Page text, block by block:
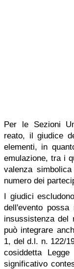
Per le Sezioni
reato, il giudice
elementi, in
emulazione, tra i
valenza
numero dei
I giudici
dell'evento possa
insussistenza del
può integrare
1, del d.l. n. 122/
cosiddetta
significativo